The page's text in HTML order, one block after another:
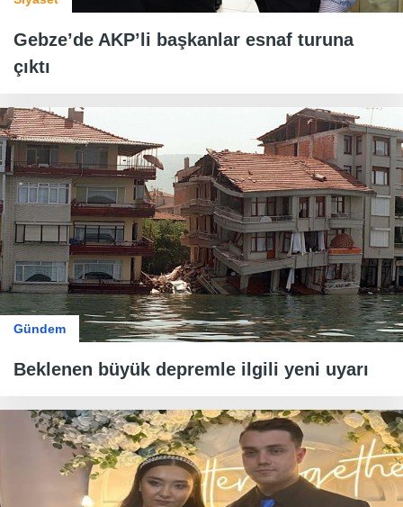
Gebze’de AKP’li başkanlar esnaf turuna
çıktı
Gündem
Beklenen büyük depremle ilgili yeni uyarı